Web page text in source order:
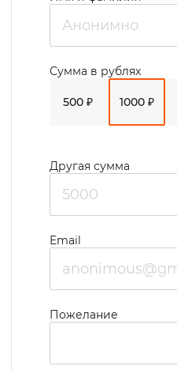
500 ₽ 1000 ₽
Сумма в рублях
Другая сумма
Email
Пожелание